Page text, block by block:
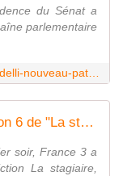
du Sénat a
parlementaire
Audiences : Quel bilan pour la saison 6 de "La stagiaire" sur France 3 ?
soir, France 3 a
La stagiaire,